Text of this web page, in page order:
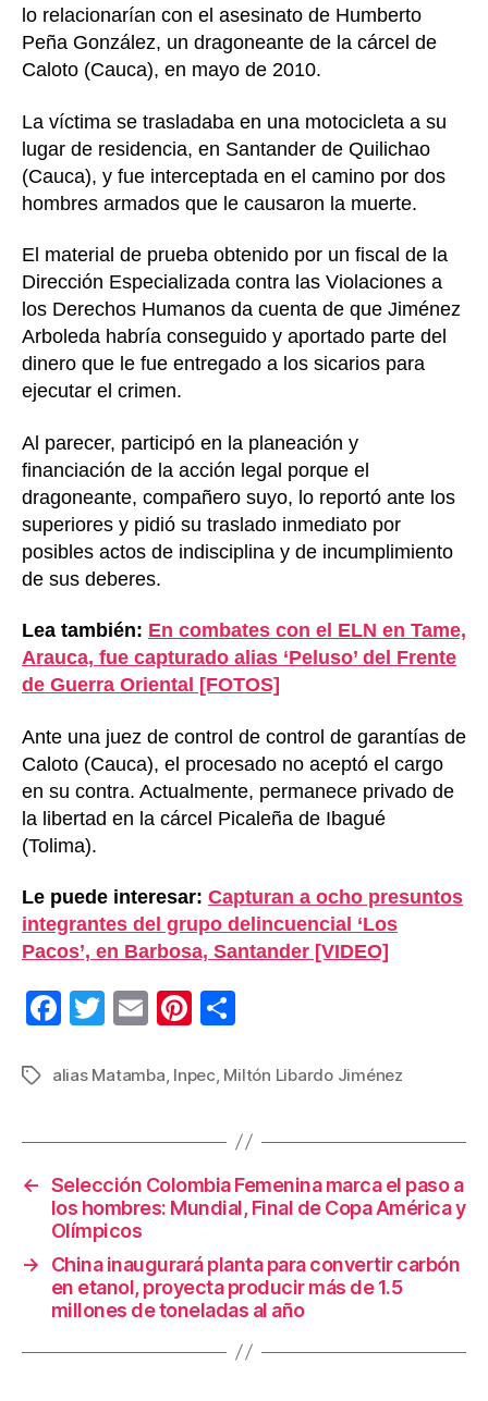
por
de
lo relacionarían con el asesinato de Humberto
Peña González, un dragoneante de la cárcel de
Caloto (Cauca), en mayo de 2010.
La víctima se trasladaba en una motocicleta a su
lugar de residencia, en Santander de Quilichao
(Cauca), y fue interceptada en el camino por dos
hombres armados que le causaron la muerte.
El material de prueba obtenido por un fiscal de la
Dirección Especializada contra las Violaciones a
los Derechos Humanos da cuenta de que Jiménez
Arboleda habría conseguido y aportado parte del
dinero que le fue entregado a los sicarios para
ejecutar el crimen.
Al parecer, participó en la planeación y
financiación de la acción legal porque el
dragoneante, compañero suyo, lo reportó ante los
superiores y pidió su traslado inmediato por
posibles actos de indisciplina y de incumplimiento
de sus deberes.
Lea también: En combates con el ELN en Tame,
Arauca, fue capturado alias ‘Peluso’ del Frente
de Guerra Oriental [FOTOS]
Ante una juez de control de control de garantías de
Caloto (Cauca), el procesado no aceptó el cargo
en su contra. Actualmente, permanece privado de
la libertad en la cárcel Picaleña de Ibagué
(Tolima).
Le puede interesar: Capturan a ocho presuntos
integrantes del grupo delincuencial ‘Los
Pacos’, en Barbosa, Santander [VIDEO]
F
c
b
o
o
k
T
tt
E
ail
Pi
er
st
m
ar
tir
Etiquetas
alias Matamba Inpec Miltón Libardo Jiménez
← Selección Colombia Femenina marca el paso a
los hombres: Mundial, Final de Copa América y
Olímpicos
→
China inaugurará planta para convertir carbón
en etanol, proyecta producir más de 1.5
millones de toneladas al año